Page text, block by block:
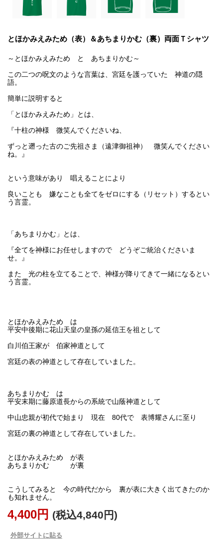
とほかみえみため（表）＆あちまりかむ（裏）両面Ｔシャツ
～とほかみえみため と あちまりかむ～
この二つの呪文のような言葉は、宮廷を護っていた 神道の隠
語。
簡単に説明すると
「とほかみえみため」とは、
『十柱の神様 微笑んでくださいね、
ずっと遡った古のご先祖さま（遠津御祖神） 微笑んでください
ね。』
という意味があり 唱えることにより
良いことも 嫌なことも全てをゼロにする（リセット）するとい
う言霊。
「あちまりかむ」とは、
『全てを神様にお任せしますので どうぞご統治くださいま
せ。』
また 光の柱を立てることで、神様が降りてきて一緒になるとい
う言霊。
とほかみえみため は
平安中後期に花山天皇の皇孫の延信王を祖として
白川伯王家が 伯家神道として
宮廷の表の神道として存在していました。
あちまりかむ は
平安末期に藤原道長からの系統で山蔭神道として
中山忠親が初代で始まり 現在 80代で 表博耀さんに至り
宮廷の裏の神道として存在していました。
とほかみえみため が表
あちまりかむ が裏
こうしてみると 今の時代だから 裏が表に大きく出てきたのか
4,400円 (税込4,840円)
外部サイトに貼る